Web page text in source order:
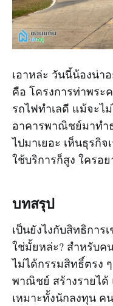
เอาหล่ะ วันนี้น้องน่า
คือ โครงการท่าพระ
รถไฟทำเลดี แม้จะไ
อาคารพาณิชย์มาทำ
ไปมาเยอะ เห็นธุรกิจ
ใช้บริการก็สูง ใครอ
บทสรุป
เป็นยังไงกับสิทธิการ
ใช่มั้ยหล่ะ? สำหรับค
ไม่ได้กรรมสิทธิ์ตรง
พาณิชย์ สร้างรายไ
เหมาะทั้งนักลงทุน ค